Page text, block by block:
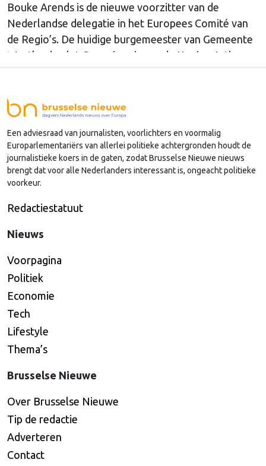
Bouke Arends is de nieuwe voorzitter van de
Nederlandse delegatie in het Europees Comité van
de Regio’s. De huidige burgemeester van Gemeente
Westland volgt Commissaris van de Koning Arthur
Nederlandse regio’s behoorlijk succesvol in hun
lobby in Brussel, en dat komt vooral omdat …
Continued
Een adviesraad van journalisten, voorlichters en voormalig
Europarlementariërs van allerlei politieke achtergronden houdt de
journalistieke koers in de gaten, zodat Brusselse Nieuwe nieuws
brengt dat voor alle Nederlanders interessant is, ongeacht politieke
voorkeur.
Redactiestatuut
Nieuws
Voorpagina
Politiek
Economie
Tech
Lifestyle
Thema’s
Brusselse Nieuwe
Over Brusselse Nieuwe
Tip de redactie
Adverteren
Contact